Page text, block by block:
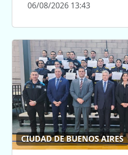
06/08/2026 13:43
CIUDAD DE BUENOS AIRES